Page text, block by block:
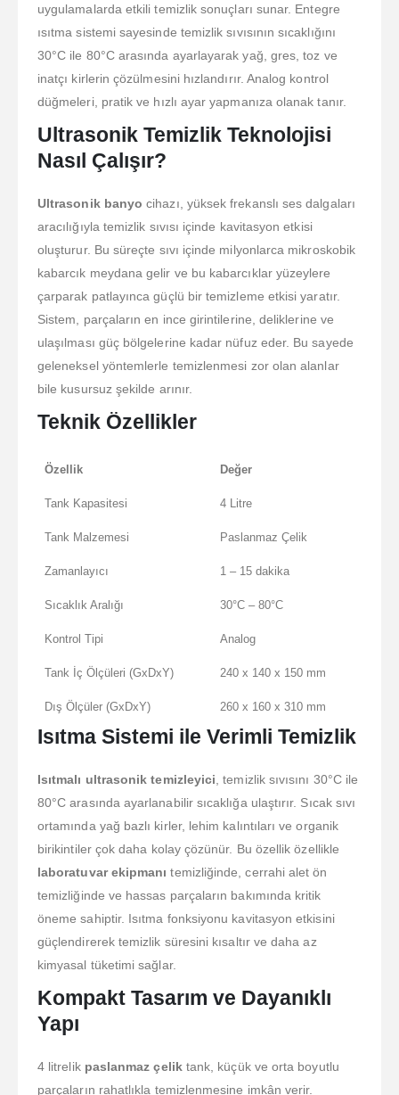
uygulamalarda etkili temizlik sonuçları sunar. Entegre
ısıtma sistemi sayesinde temizlik sıvısının sıcaklığını
30°C ile 80°C arasında ayarlayarak yağ, gres, toz ve
inatçı kirlerin çözülmesini hızlandırır. Analog kontrol
düğmeleri, pratik ve hızlı ayar yapmanıza olanak tanır.
Ultrasonik Temizlik Teknolojisi
Nasıl Çalışır?
Ultrasonik banyo cihazı, yüksek frekanslı ses dalgaları
aracılığıyla temizlik sıvısı içinde kavitasyon etkisi
oluşturur. Bu süreçte sıvı içinde milyonlarca mikroskobik
kabarcık meydana gelir ve bu kabarcıklar yüzeylere
çarparak patlayınca güçlü bir temizleme etkisi yaratır.
Sistem, parçaların en ince girintilerine, deliklerine ve
ulaşılması güç bölgelerine kadar nüfuz eder. Bu sayede
geleneksel yöntemlerle temizlenmesi zor olan alanlar
bile kusursuz şekilde arınır.
Teknik Özellikler
Özellik Değer
Tank Kapasitesi 4 Litre
Tank Malzemesi Paslanmaz Çelik
Zamanlayıcı 1 – 15 dakika
Sıcaklık Aralığı 30°C – 80°C
Kontrol Tipi Analog
Tank İç Ölçüleri (GxDxY) 240 x 140 x 150 mm
Dış Ölçüler (GxDxY) 260 x 160 x 310 mm
Isıtma Sistemi ile Verimli Temizlik
Isıtmalı ultrasonik temizleyici , temizlik sıvısını 30°C ile
80°C arasında ayarlanabilir sıcaklığa ulaştırır. Sıcak sıvı
ortamında yağ bazlı kirler, lehim kalıntıları ve organik
birikintiler çok daha kolay çözünür. Bu özellik özellikle
laboratuvar ekipmanı temizliğinde, cerrahi alet ön
temizliğinde ve hassas parçaların bakımında kritik
öneme sahiptir. Isıtma fonksiyonu kavitasyon etkisini
güçlendirerek temizlik süresini kısaltır ve daha az
kimyasal tüketimi sağlar.
Kompakt Tasarım ve Dayanıklı
Yapı
4 litrelik paslanmaz çeliktank, küçük ve orta boyutlu
parçaların rahatlıkla temizlenmesine imkân verir.